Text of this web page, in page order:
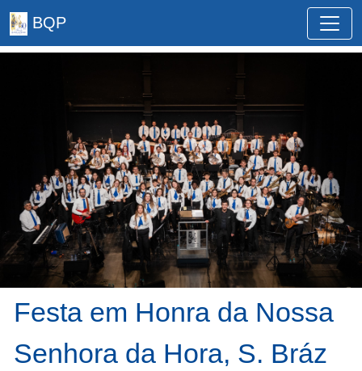
BQP
Festa em Honra da Nossa
Senhora da Hora, S. Bráz